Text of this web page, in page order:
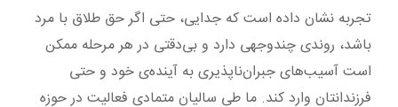
تجربه نشان داده است که جدایی، حتی اگر حق طلاق با مرد
باشد، روندی چندوجهی دارد و بی‌دقتی در هر مرحله ممکن
است آسیب‌های جبران‌ناپذیری به آینده‌ی خود و حتی
فرزندانتان وارد کند. ما طی سالیان متمادی فعالیت در حوزه